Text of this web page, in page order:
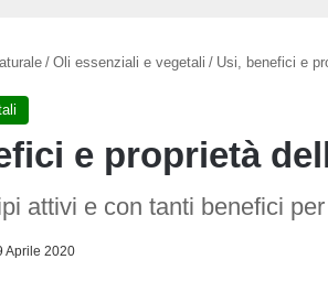
/ Oli essenziali e vegetali / Usi, benefici e
e proprietà
attivi e con tanti benefici
Aprile 2020